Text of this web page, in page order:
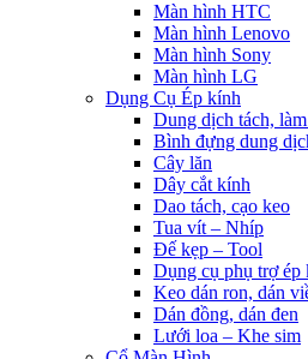
Màn hình HTC
Màn hình Lenovo
Màn hình Sony
Màn hình LG
Dụng Cụ Ép kính
Dung dịch tách,
Bình đựng dung
Cây lăn
Dây cắt kính
Dao tách, cạo keo
Tua vít – Nhíp
Đế kẹp – Tool
Dụng cụ phụ trợ ép
Keo dán ron, dán
Dán đồng, dán đen
Lưới loa – Khe sim